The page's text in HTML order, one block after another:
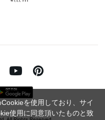
を使用しており、サイ
使用に同意頂いたものと致